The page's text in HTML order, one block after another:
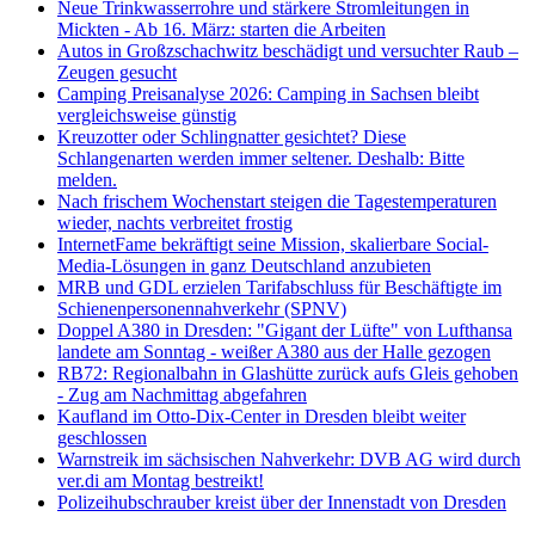
Neue Trinkwasserrohre und stärkere Stromleitungen in
Mickten - Ab 16. März: starten die Arbeiten
Autos in Großzschachwitz beschädigt und versuchter Raub –
Zeugen gesucht
Camping Preisanalyse 2026: Camping in Sachsen bleibt
vergleichsweise günstig
Kreuzotter oder Schlingnatter gesichtet? Diese
Schlangenarten werden immer seltener. Deshalb: Bitte
melden.
Nach frischem Wochenstart steigen die Tagestemperaturen
wieder, nachts verbreitet frostig
InternetFame bekräftigt seine Mission, skalierbare Social-
Media-Lösungen in ganz Deutschland anzubieten
MRB und GDL erzielen Tarifabschluss für Beschäftigte im
Schienenpersonennahverkehr (SPNV)
Doppel A380 in Dresden: "Gigant der Lüfte" von Lufthansa
landete am Sonntag - weißer A380 aus der Halle gezogen
RB72: Regionalbahn in Glashütte zurück aufs Gleis gehoben
- Zug am Nachmittag abgefahren
Kaufland im Otto-Dix-Center in Dresden bleibt weiter
geschlossen
Warnstreik im sächsischen Nahverkehr: DVB AG wird durch
ver.di am Montag bestreikt!
Polizeihubschrauber kreist über der Innenstadt von Dresden